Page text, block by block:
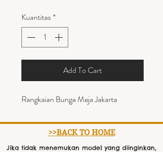
Kuantitas*
Add To Cart
Rangkaian Bunga Meja Jakarta
>>BACK TO HOME
Jika tidak menemukan model yang diinginkan,